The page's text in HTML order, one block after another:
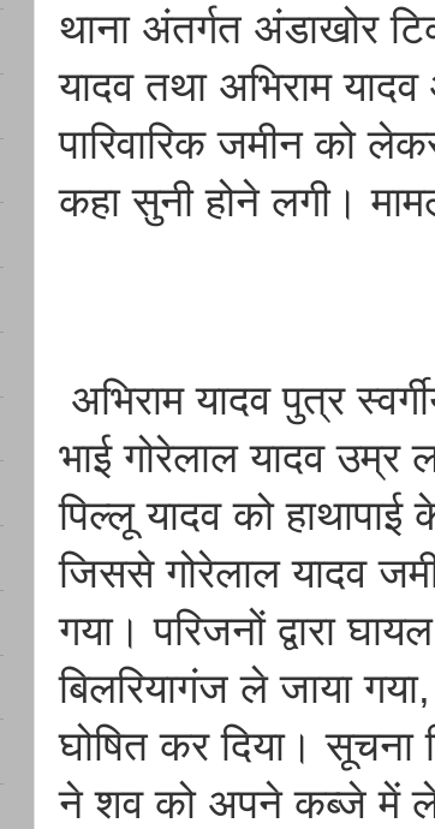
थाना अंतर्गत अंडाखोर
यादव तथा अभिराम
पारिवारिक जमीन को
कहा सुनी होने लगी।
अभिराम यादव पुत्र
भाई गोरेलाल यादव उम्र
पिल्लू यादव को हाथापाई
जिससे गोरेलाल यादव
गया। परिजनों द्वारा
बिलरियागंज ले जाया
घोषित कर दिया। सूचना
ने शव को अपने कब्जे में